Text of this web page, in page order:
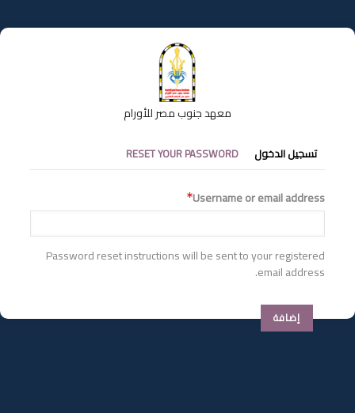
إلى
المحتوى
معهد جنوب مصر للأورام
التبويبات
الأساسية
تسجيل الدخول RESET YOUR PASSWORD
Username or email address
Password reset instructions will be sent to your registered
email address.